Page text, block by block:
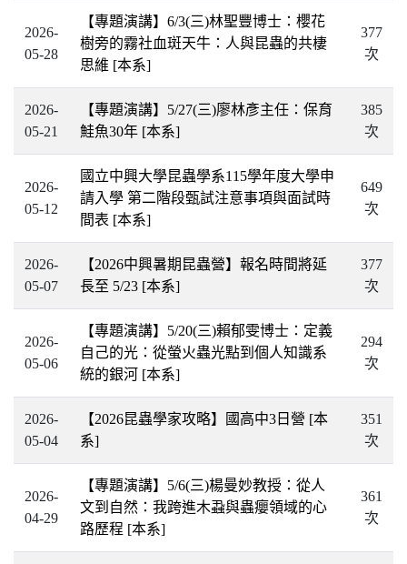
2026-
05-28
【專題演講】6/3(三)林聖豐博士：櫻花
樹旁的霧社血斑天牛：人與昆蟲的共棲
思維 [本系]
377
次
2026-
05-21
【專題演講】5/27(三)廖林彥主任：保育
鮭魚30年 [本系]
385
次
2026-
05-12
國立中興大學昆蟲學系115學年度大學申
請入學 第二階段甄試注意事項與面試時
間表 [本系]
649
次
2026-
05-07
【2026中興暑期昆蟲營】報名時間將延
長至 5/23 [本系]
377
次
2026-
05-06
【專題演講】5/20(三)賴郁雯博士：定義
自己的光：從螢火蟲光點到個人知識系
統的銀河 [本系]
294
次
2026-
05-04
【2026昆蟲學家攻略】國高中3日營 [本
系]
351
次
2026-
04-29
【專題演講】5/6(三)楊曼妙教授：從人
文到自然：我跨進木蝨與蟲癭領域的心
路歷程 [本系]
361
次